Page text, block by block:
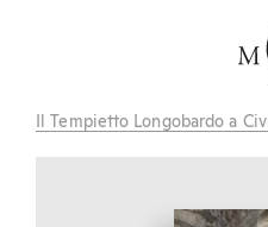
Il Tempietto Longobardo a